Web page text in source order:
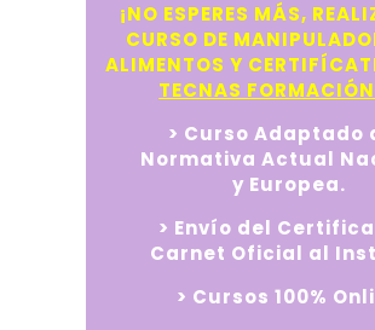
¡NO ESPERES MÁS,
CURSO DE
ALIMENTOS Y
TECNAS FORMACIÓN
> Curso Adaptado
Normativa Actual
y Europea.
> Envío del
Carnet Oficial al
> Cursos 100%